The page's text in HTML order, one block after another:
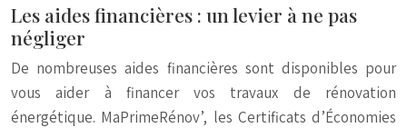
Les aides financières : un levier à ne pas
négliger
De nombreuses aides financières sont disponibles pour
vous aider à financer vos travaux de rénovation
énergétique. MaPrimeRénov’, les Certificats d’Économies